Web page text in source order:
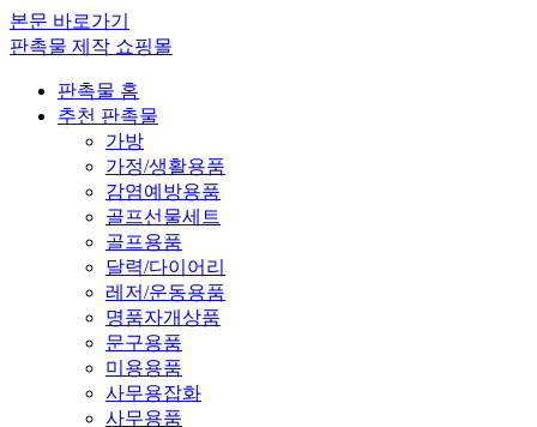
본문 바로가기
판촉물 제작 쇼핑몰
판촉물 홈
추천 판촉물
가방
가정/생활용품
감염예방용품
골프선물세트
골프용품
달력/다이어리
레저/운동용품
명품자개상품
문구용품
미용용품
사무용잡화
사무용품